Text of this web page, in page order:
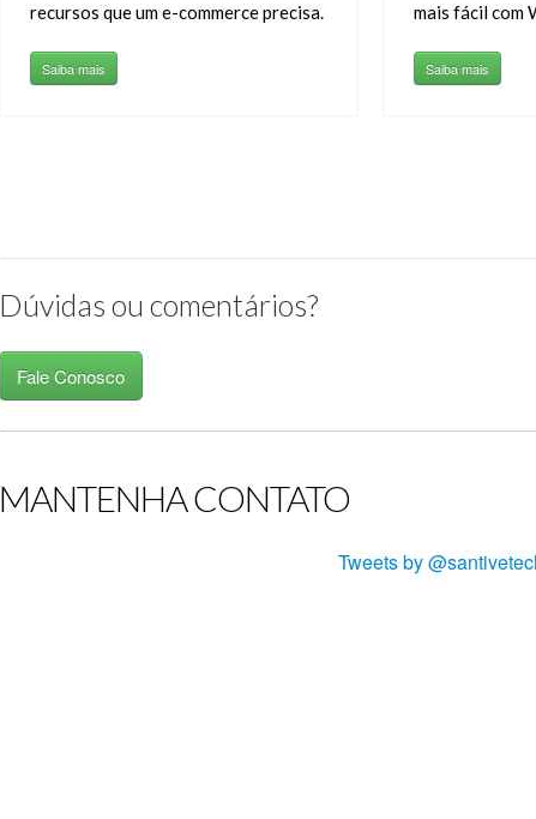
recursos que um e-commerce precisa.
Saiba mais
mais fácil com
Saiba mais
Dúvidas ou comentários?
Fale Conosco
MANTENHA CONTATO
Tweets by